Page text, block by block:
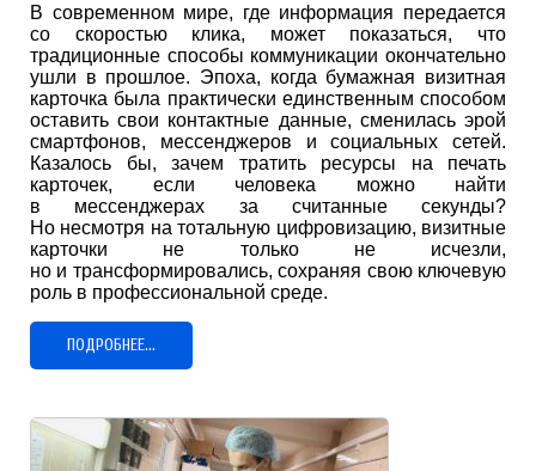
В современном мире, где информация передается
со скоростью клика, может показаться, что
традиционные способы коммуникации окончательно
ушли в прошлое. Эпоха, когда бумажная визитная
карточка была практически единственным способом
оставить свои контактные данные, сменилась эрой
смартфонов, мессенджеров и социальных сетей.
Казалось бы, зачем тратить ресурсы на печать
карточек, если человека можно найти
в мессенджерах за считанные секунды?
Но несмотря на тотальную цифровизацию, визитные
карточки не только не исчезли,
но и трансформировались, сохраняя свою ключевую
роль в профессиональной среде.
ПОДРОБНЕЕ...